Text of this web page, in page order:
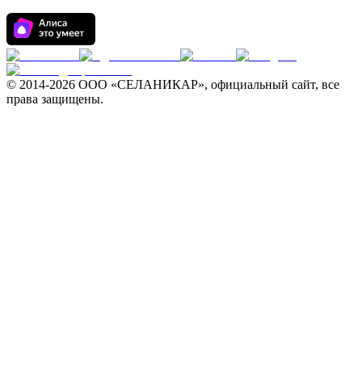
© 2014-2026 ООО «СЕЛАНИКАР», официальный сайт, все
права защищены.